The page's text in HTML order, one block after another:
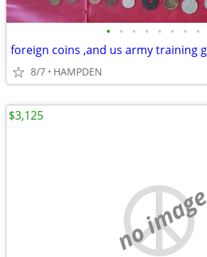
• • • • • • • •
8/7 HAMPDEN
no image
$3,125